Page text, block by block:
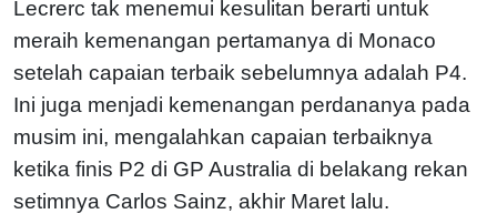
Lecrerc tak menemui kesulitan berarti untuk
meraih kemenangan pertamanya di Monaco
setelah capaian terbaik sebelumnya adalah P4.
Ini juga menjadi kemenangan perdananya pada
musim ini, mengalahkan capaian terbaiknya
ketika finis P2 di GP Australia di belakang rekan
setimnya Carlos Sainz, akhir Maret lalu.